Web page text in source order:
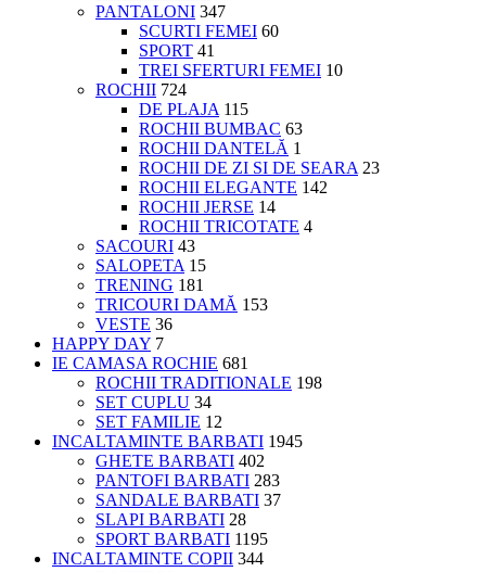
PANTALONI 347
SCURTI FEMEI 60
SPORT 41
TREI SFERTURI FEMEI 10
ROCHII 724
DE PLAJA 115
ROCHII BUMBAC 63
ROCHII DANTELĂ 1
ROCHII DE ZI SI DE SEARA 23
ROCHII ELEGANTE 142
ROCHII JERSE 14
ROCHII TRICOTATE 4
SACOURI 43
SALOPETA 15
TRENING 181
TRICOURI DAMĂ 153
VESTE 36
HAPPY DAY 7
IE CAMASA ROCHIE 681
ROCHII TRADITIONALE 198
SET CUPLU 34
SET FAMILIE 12
INCALTAMINTE BARBATI 1945
GHETE BARBATI 402
PANTOFI BARBATI 283
SANDALE BARBATI 37
SLAPI BARBATI 28
SPORT BARBATI 1195
INCALTAMINTE COPII 344